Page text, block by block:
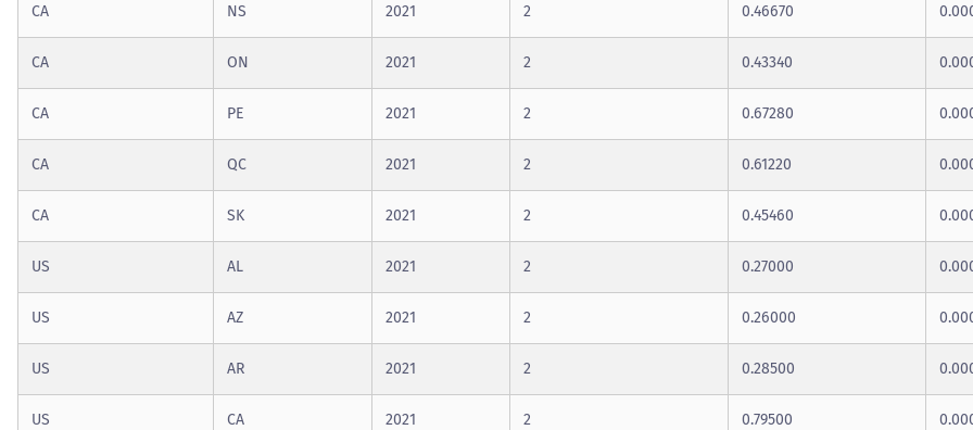
CA NS 2021 2 0.46670
CA ON 2021 2 0.43340
CA PE 2021 2 0.67280
CA QC 2021 2 0.61220
CA SK 2021 2 0.45460
US AL 2021 2 0.27000
US AZ 2021 2 0.26000
US AR 2021 2 0.28500
US CA 2021 2 0.79500